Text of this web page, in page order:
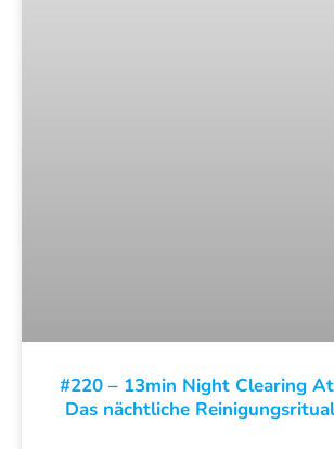
#220 – 13min Night Clearing
Das nächtliche